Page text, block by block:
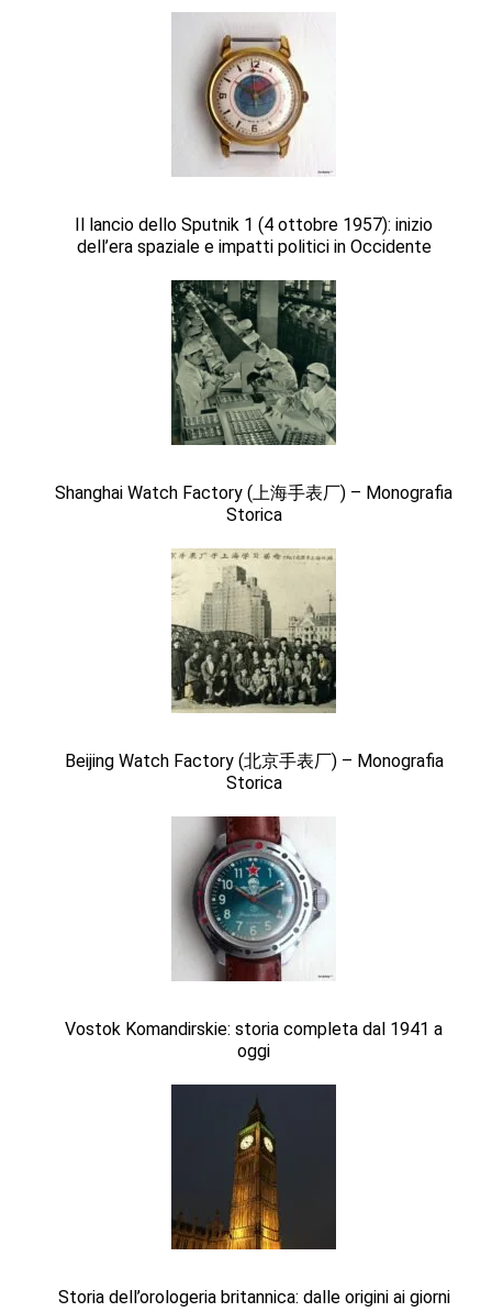
Il lancio dello Sputnik 1 (4 ottobre 1957): inizio
dell’era spaziale e impatti politici in Occidente
Shanghai Watch Factory (上海手表厂) – Monografia
Storica
Beijing Watch Factory (北京手表厂) – Monografia
Storica
Vostok Komandirskie: storia completa dal 1941 a
oggi
Storia dell’orologeria britannica: dalle origini ai giorni